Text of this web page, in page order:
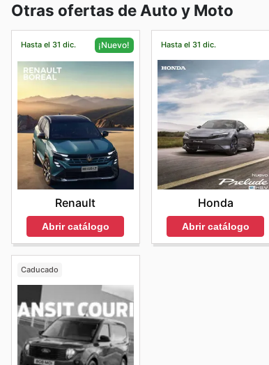
Otras ofertas de Auto y Moto
Hasta el 31 dic. ¡Nuevo!
Renault
Abrir catálogo
Hasta el 31 dic.
Honda
Abrir catálogo
Caducado